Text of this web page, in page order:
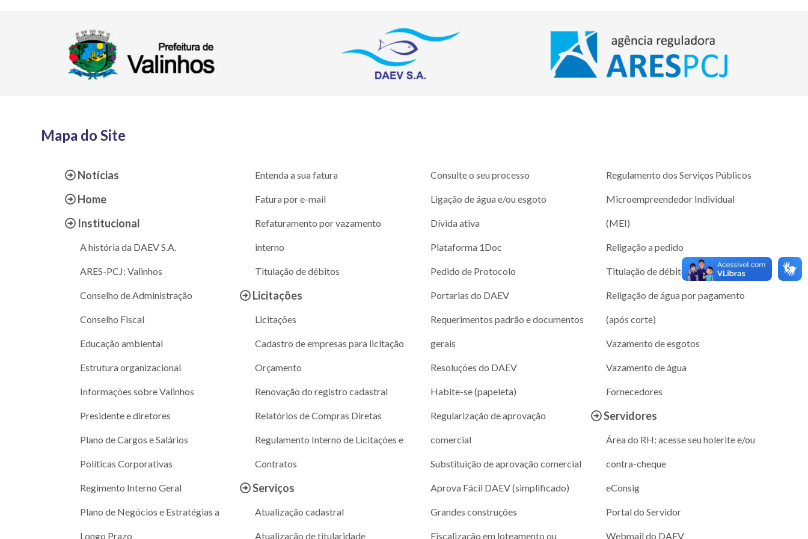
Mapa do Site
Notícias
Home
Institucional
A história da DAEV S.A.
ARES-PCJ: Valinhos
Conselho de Administração
Conselho Fiscal
Educação ambiental
Estrutura organizacional
Informações sobre Valinhos
Presidente e diretores
Plano de Cargos e Salários
Políticas Corporativas
Regimento Interno Geral
Plano de Negócios e Estratégias a
Longo Prazo
Entenda a sua fatura
Fatura por e-mail
Refaturamento por vazamento
interno
Titulação de débitos
Licitações
Licitações
Cadastro de empresas para licitação
Orçamento
Renovação do registro cadastral
Relatórios de Compras Diretas
Regulamento Interno de Licitações e
Contratos
Serviços
Atualização cadastral
Atualização de titularidade
Consulte o seu processo
Ligação de água e/ou esgoto
Dívida ativa
Plataforma 1Doc
Pedido de Protocolo
Portarias do DAEV
Requerimentos padrão e documentos
gerais
Resoluções do DAEV
Habite-se (papeleta)
Regularização de aprovação
comercial
Substituição de aprovação comercial
Aprova Fácil DAEV (simplificado)
Grandes construções
Fiscalização em loteamento ou
Regulamento dos Serviços Públicos
Microempreendedor Individual
(MEI)
Religação a pedido
Titulação de débito
Religação de água por pagamento
(após corte)
Vazamento de esgotos
Vazamento de água
Fornecedores
Servidores
Área do RH: acesse seu holerite e/ou
contra-cheque
eConsig
Portal do Servidor
Webmail do DAEV